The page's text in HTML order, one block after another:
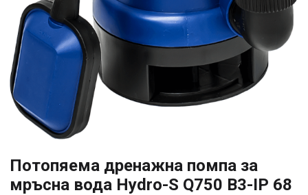
Потопяема дренажна помпа за
мръсна вода Hydro-S Q750 B3-IP 68